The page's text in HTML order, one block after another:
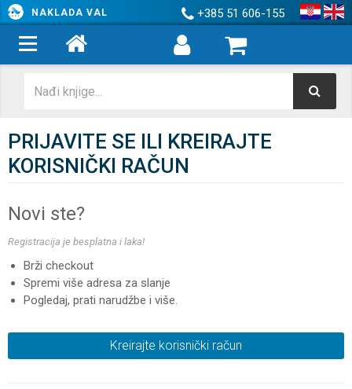
NAKLADA VAL +385 51 606-155
PRIJAVITE SE ILI KREIRAJTE
KORISNIČKI RAČUN
Novi ste?
Registracija je besplatna i laka!
Brži checkout
Spremi više adresa za slanje
Pogledaj, prati narudžbe i više.
Kreirajte korisnički račun